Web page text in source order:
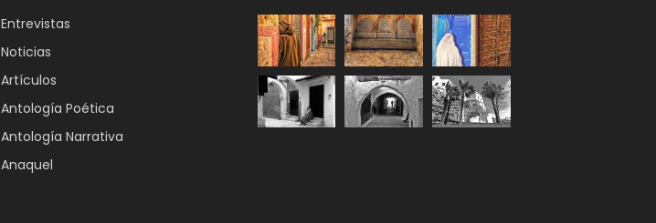
Entrevistas
Noticias
Artículos
Antología Poética
Antología Narrativa
Anaquel